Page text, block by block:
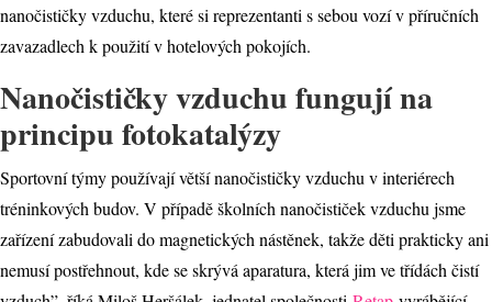
nanočističky vzduchu, které si reprezentanti s sebou vozí v příručních
zavazadlech k použití v hotelových pokojích.
Nanočističky vzduchu fungují na
principu fotokatalýzy
Sportovní týmy používají větší nanočističky vzduchu v interiérech
tréninkových budov. V případě školních nanočističek vzduchu jsme
zařízení zabudovali do magnetických nástěnek, takže děti prakticky ani
nemusí postřehnout, kde se skrývá aparatura, která jim ve třídách čistí